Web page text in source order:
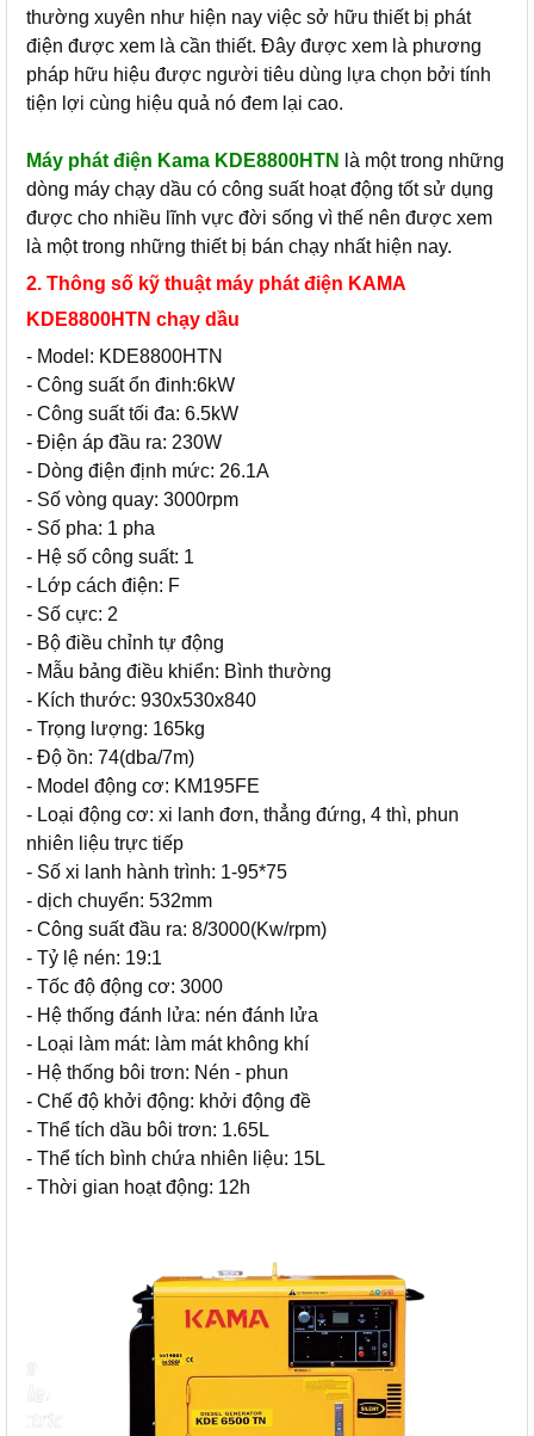
thường xuyên như hiện nay việc sở hữu thiết bị phát
điện được xem là cần thiết. Đây được xem là phương
pháp hữu hiệu được người tiêu dùng lựa chọn bởi tính
tiện lợi cùng hiệu quả nó đem lại cao.
Máy phát điện Kama KDE8800HTN
là một trong những
dòng máy chạy dầu có công suất hoạt động tốt sử dụng
được cho nhiều lĩnh vực đời sống vì thế nên được xem
là một trong những thiết bị bán chạy nhất hiện nay.
2. Thông số kỹ thuật máy phát điện KAMA
KDE8800HTN chạy dầu
- Model: KDE8800HTN
- Công suất ổn đinh:6kW
- Công suất tối đa: 6.5kW
- Điện áp đầu ra: 230W
- Dòng điện định mức: 26.1A
- Số vòng quay: 3000rpm
- Số pha: 1 pha
- Hệ số công suất: 1
- Lớp cách điện: F
- Số cực: 2
- Bộ điều chỉnh tự động
- Mẫu bảng điều khiển: Bình thường
- Kích thước: 930x530x840
- Trọng lượng: 165kg
- Độ ồn: 74(dba/7m)
- Model động cơ: KM195FE
- Loại động cơ: xi lanh đơn, thẳng đứng, 4 thì, phun
nhiên liệu trực tiếp
- Số xi lanh hành trình: 1-95*75
- dịch chuyển: 532mm
- Công suất đầu ra: 8/3000(Kw/rpm)
- Tỷ lệ nén: 19:1
- Tốc độ động cơ: 3000
- Hệ thống đánh lửa: nén đánh lửa
- Loại làm mát: làm mát không khí
- Hệ thống bôi trơn: Nén - phun
- Chế độ khởi động: khởi động đề
- Thể tích dầu bôi trơn: 1.65L
- Thể tích bình chứa nhiên liệu: 15L
- Thời gian hoạt động: 12h